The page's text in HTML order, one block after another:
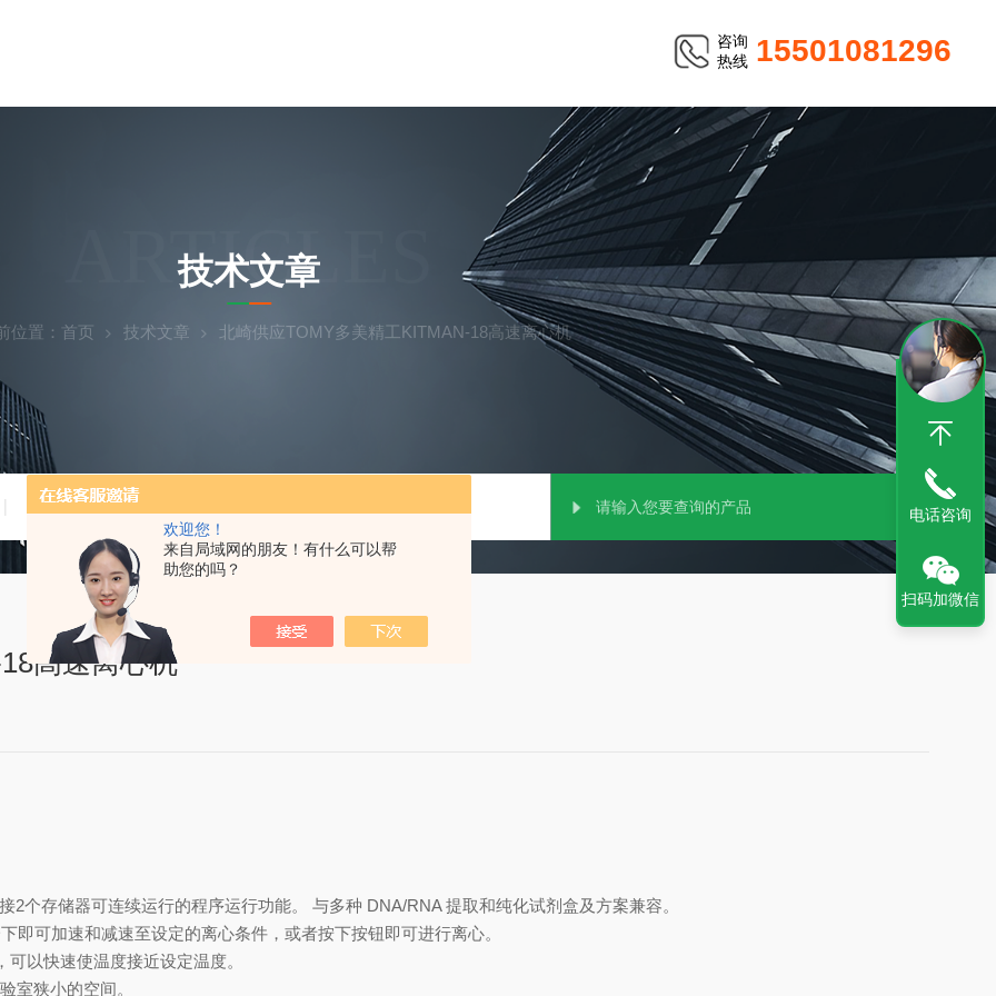
欢迎您！
来自局域网的朋友！有什么可以帮
助您的吗？
咨询
热线 15501081296
技术文章
ARTICLES
技术文章
位置： 首页 技术文章 北崎供应TOMY多美精工KITMAN-18高速离心机
高速离心机
个存储器可连续运行的程序运行功能。 与多种 DNA/RNA 提取和纯化试剂盒及方案兼容。
即可加速和减速至设定的离心条件，或者按下按钮即可进行离心。
以快速使温度接近设定温度。
室狭小的空间。
电话咨询
扫码加微信